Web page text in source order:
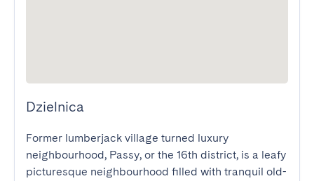
Dzielnica
Former lumberjack village turned luxury
neighbourhood, Passy, or the 16th district, is a leafy
picturesque neighbourhood filled with tranquil old-